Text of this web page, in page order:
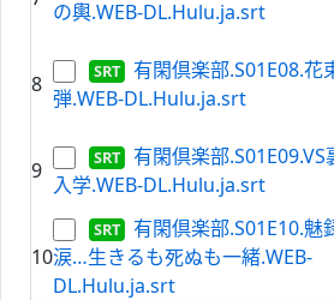
の輿.WEB-DL.Hulu.ja.srt
8
有閑倶楽部.S01E08.花
弾.WEB-DL.Hulu.ja.srt
9
有閑倶楽部.S01E09.VS
入学.WEB-DL.Hulu.ja.srt
10
有閑倶楽部.S01E10.魅
涙…生きるも死ぬも一緒.WEB-
DL.Hulu.ja.srt